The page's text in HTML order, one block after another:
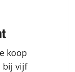
koop
bij vijf